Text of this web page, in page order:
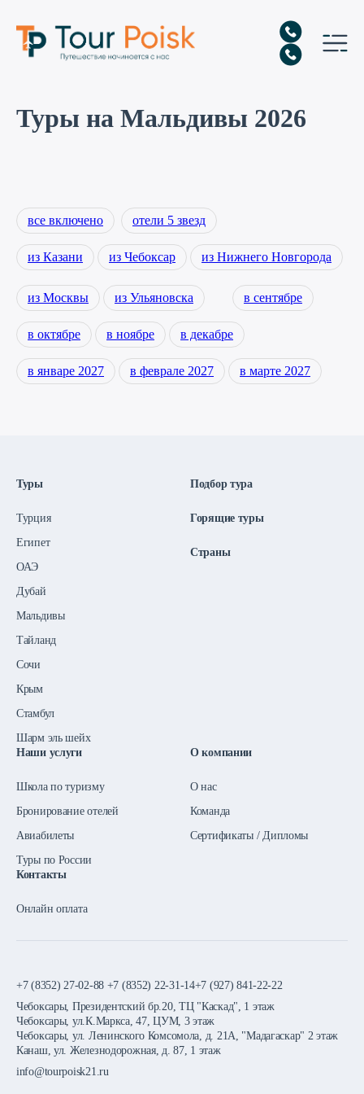
Туры на Мальдивы 2026
все включено отели 5 звезд
из Казани из Чебоксар из Нижнего Новгорода
из Москвы из Ульяновска в сентябре
в октябре в ноябре в декабре
в январе 2027 в феврале 2027 в марте 2027
+7 (8352) 27-02-88 +7 (8352) 22-31-14+7 (927) 841-22-22
Чебоксары, Президентский бр.20, ТЦ "Каскад", 1 этаж
Чебоксары, ул.К.Маркса, 47, ЦУМ, 3 этаж
Чебоксары, ул. Ленинского Комсомола, д. 21А, "Мадагаскар" 2 этаж
Канаш, ул. Железнодорожная, д. 87, 1 этаж
info@tourpoisk21.ru
Туры
Турция
Египет
ОАЭ
Дубай
Мальдивы
Тайланд
Сочи
Крым
Стамбул
Шарм эль шейх
Подбор тура
Горящие туры
Страны
Наши услуги
Школа по туризму
Бронирование отелей
Авиабилеты
Туры по России
О компании
О нас
Команда
Сертификаты / Дипломы
Контакты
Онлайн оплата